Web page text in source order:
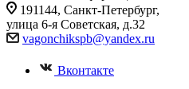
191144, Санкт-Петербург,
улица 6-я Советская, д.32
vagonchikspb@yandex.ru
Вконтакте